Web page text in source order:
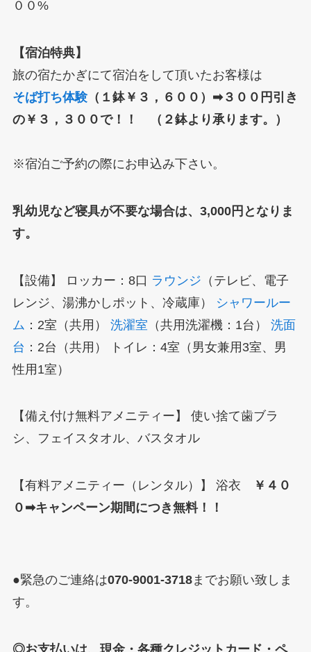
００%
【宿泊特典】
旅の宿たかぎにて宿泊をして頂いたお客様は
そば打ち体験（１鉢￥３，６００）➡３００円引き
の￥３，３００で！！ （２鉢より承ります。）
※宿泊ご予約の際にお申込み下さい。
乳幼児など寝具が不要な場合は、3,000円となりま
す。
【設備】 ロッカー：8口 ラウンジ （テレビ、電子
レンジ、湯沸かしポット、冷蔵庫）
シャワールー
ム ：2室（共用） 洗濯室 （共用洗濯機：1台） 洗面
台 ：2台（共用） トイレ：4室（男女兼用3室、男
性用1室）
【備え付け無料アメニティー】 使い捨て歯ブラ
シ、フェイスタオル、バスタオル
【有料アメニティー（レンタル）】 浴衣
￥４０
０➡キャンペーン期間につき無料！！
●緊急のご連絡は070-9001-3718までお願い致しま
す。
◎お支払いは、現金・各種クレジットカード・ペ